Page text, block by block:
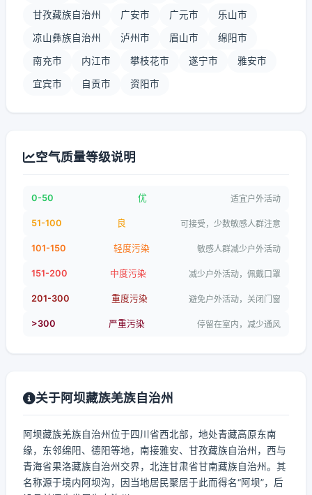
甘孜藏族自治州 广安市 广元市 乐山市
凉山彝族自治州 泸州市 眉山市 绵阳市
南充市 内江市 攀枝花市 遂宁市 雅安市
宜宾市 自贡市 资阳市
空气质量等级说明
0-50 优 适宜户外活动
51-100 良 可接受，少数敏感人群注意
101-150 轻度污染 敏感人群减少户外活动
151-200 中度污染 减少户外活动，佩戴口罩
201-300 重度污染 避免户外活动，关闭门窗
>300 严重污染 停留在室内，减少通风
关于阿坝藏族羌族自治州
阿坝藏族羌族自治州位于四川省西北部，地处青藏高原东南
缘，东邻绵阳、德阳等地，南接雅安、甘孜藏族自治州，西与
青海省果洛藏族自治州交界，北连甘肃省甘南藏族自治州。其
名称源于境内阿坝沟，因当地居民聚居于此而得名“阿坝”，后